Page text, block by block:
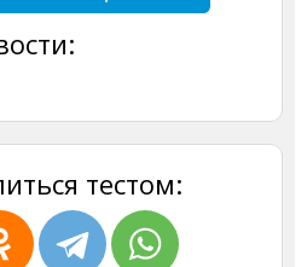
тестом: